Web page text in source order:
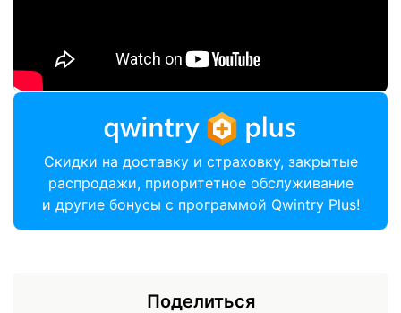
Скидки на доставку и страховку, закрытые
распродажи, приоритетное обслуживание
и другие бонусы с программой Qwintry Plus!
Поделиться